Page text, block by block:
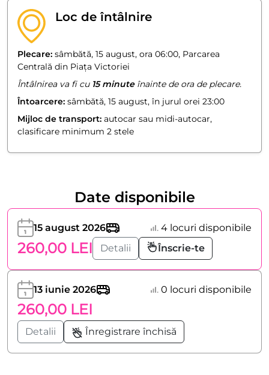
Loc de întâlnire
Plecare: sâmbătă, 15 august, ora 06:00, Parcarea
Centrală din Piața Victoriei
Întâlnirea va fi cu 15 minuteînainte de ora de plecare.
Întoarcere: sâmbătă, 15 august, în jurul orei 23:00
Mijloc de transport: autocar sau midi-autocar,
clasificare minimum 2 stele
Date disponibile
15 august 2026 4 locuri disponibile
260,00 LEI Detalii Înscrie-te
13 iunie 2026 0 locuri disponibile
260,00 LEI
Detalii Înregistrare închisă